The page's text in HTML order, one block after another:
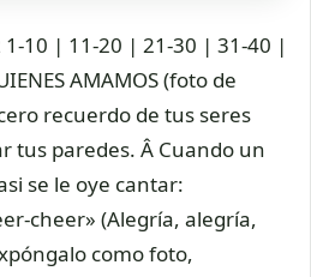
1-10 | 11-20 | 21-30 | 31-40 |
AMAMOS (foto de
recuerdo de tus seres
tus paredes. Â Cuando un
se le oye cantar:
cheer» (Alegría, alegría,
como foto,